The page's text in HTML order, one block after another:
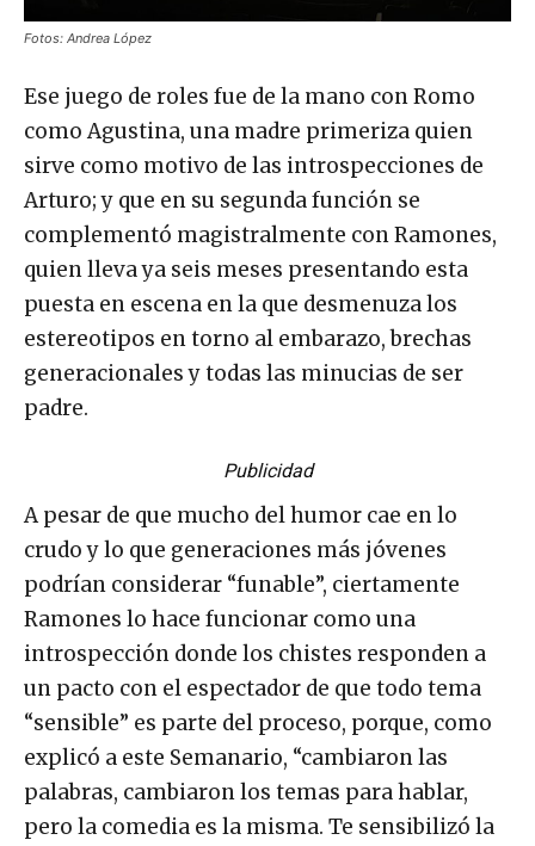
Fotos: Andrea López
Ese juego de roles fue de la mano con Romo
como Agustina, una madre primeriza quien
sirve como motivo de las introspecciones de
Arturo; y que en su segunda función se
complementó magistralmente con Ramones,
quien lleva ya seis meses presentando esta
puesta en escena en la que desmenuza los
estereotipos en torno al embarazo, brechas
generacionales y todas las minucias de ser
padre.
Publicidad
A pesar de que mucho del humor cae en lo
crudo y lo que generaciones más jóvenes
podrían considerar “funable”, ciertamente
Ramones lo hace funcionar como una
introspección donde los chistes responden a
un pacto con el espectador de que todo tema
“sensible” es parte del proceso, porque, como
explicó a este Semanario, “cambiaron las
palabras, cambiaron los temas para hablar,
pero la comedia es la misma. Te sensibilizó la